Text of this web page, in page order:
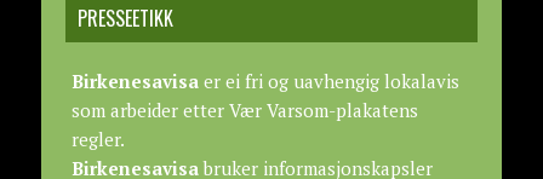
PRESSEETIKK
Birkenesavisaer ei fri og uavhengig lokalavis
som arbeider etter Vær Varsom-plakatens
regler.
Birkenesavisabruker informasjonskapsler